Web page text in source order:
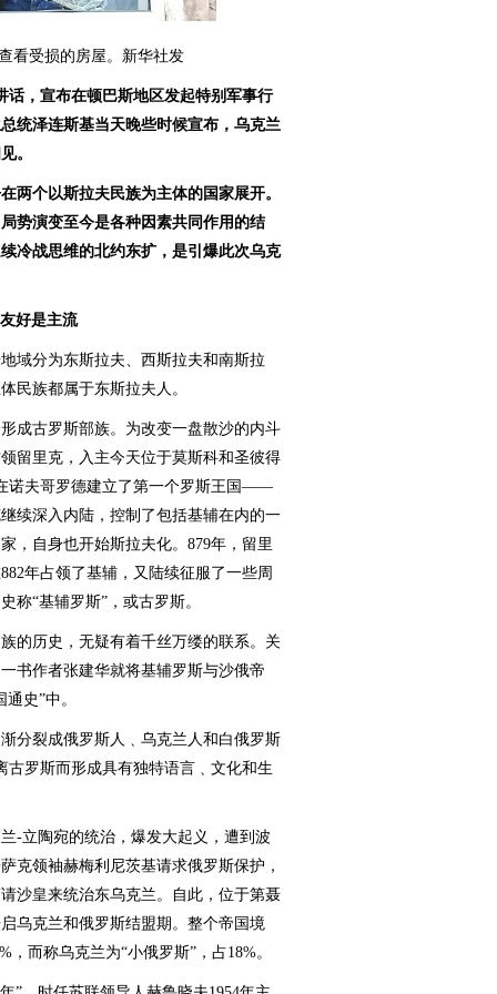
看受损的房屋。新华社发
话，宣布在顿巴斯地区发起特别军事行
统泽连斯基当天晚些时候宣布，乌克兰
。
两个以斯拉夫民族为主体的国家展开。
势演变至今是各种因素共同作用的结
冷战思维的北约东扩，是引爆此次乌克
好是主流
分为东斯拉夫、西斯拉夫和南斯拉
民族都属于东斯拉夫人。
古罗斯部族。为改变一盘散沙的内斗
留里克，入主今天位于莫斯科和圣彼得
诺夫哥罗德建立了第一个罗斯王国——
续深入内陆，控制了包括基辅在内的一
，自身也开始斯拉夫化。879年，留里
年占领了基辅，又陆续征服了一些周
称“基辅罗斯”，或古罗斯。
历史，无疑有着千丝万缕的联系。关
书作者张建华就将基辅罗斯与沙俄帝
史”中。
裂成俄罗斯人﹑乌克兰人和白俄罗斯
古罗斯而形成具有独特语言﹑文化和生
陶宛的统治，爆发大起义，遭到波
克领袖赫梅利尼茨基请求俄罗斯保护，
沙皇来统治东乌克兰。自此，位于第聂
乌克兰和俄罗斯结盟期。整个帝国境
而称乌克兰为“小俄罗斯”，占18%。